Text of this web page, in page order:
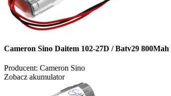
Cameron Sino Daitem 102-27D / Batv29
Producent: Cameron Sino
Zobacz akumulator